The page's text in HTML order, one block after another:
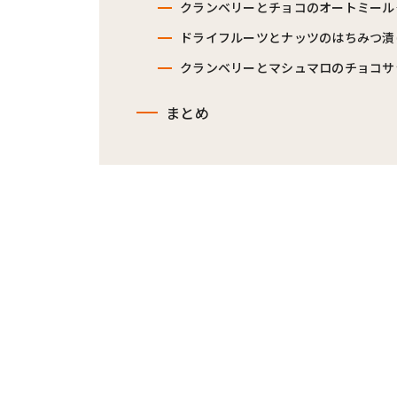
クランベリーとチョコのオートミー
ドライフルーツとナッツのはちみつ
クランベリーとマシュマロのチョコサ
まとめ